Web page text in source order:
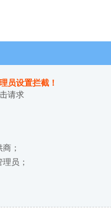
员设置拦截！
请求
；
员；